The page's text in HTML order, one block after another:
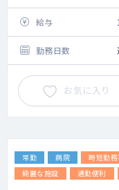
給与
勤務日数
お気に入り
常勤 病院 時短勤務
綺麗な施設
通勤便利